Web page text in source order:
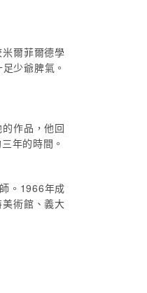
爾菲爾德學
少爺脾氣。
作品，他回
年的時間。
。1966年成
術館、義大